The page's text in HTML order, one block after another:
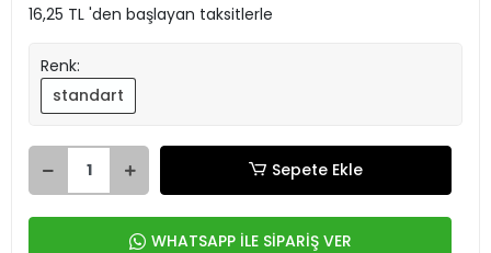
16,25 TL 'den başlayan taksitlerle
Renk:
standart
Sepete Ekle
WHATSAPP İLE SİPARİŞ VER